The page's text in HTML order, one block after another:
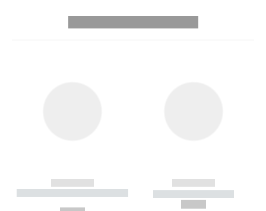
------------
----------- ----------- --------
------------
----------- -----------